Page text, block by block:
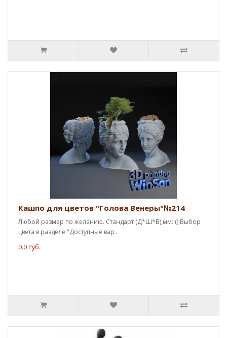
Кашпо для цветов "Голова Венеры"№214
Любой размер по желанию. Стандарт (Д*Ш*В),мм: () Выбор
цвета в разделе "Доступные вар..
0.0 Руб.